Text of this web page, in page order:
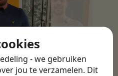
- we gebruiken
jou te verzamelen. Dit